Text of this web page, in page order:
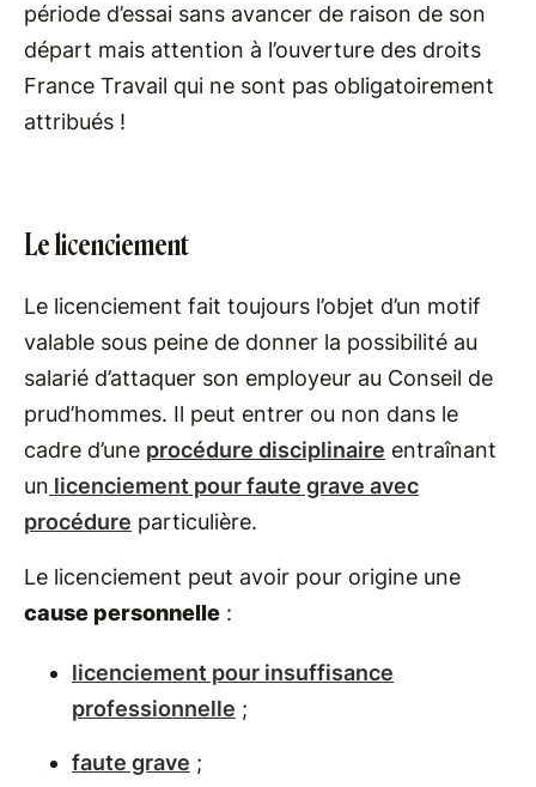
période d’essai sans avancer de raison de son
départ mais attention à l’ouverture des droits
France Travail qui ne sont pas obligatoirement
attribués !
Le licenciement
Le licenciement fait toujours l’objet d’un motif
valable sous peine de donner la possibilité au
salarié d’attaquer son employeur au Conseil de
prud’hommes. Il peut entrer ou non dans le
cadre d’une procédure disciplinaire entraînant
un licenciement pour faute grave avec
procédure particulière.
Le licenciement peut avoir pour origine une
cause personnelle :
licenciement pour insuffisance
professionnelle ;
faute grave ;